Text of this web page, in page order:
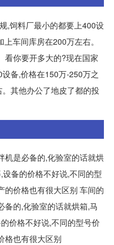
,饲料厂最小的都要上400设
车间库房在200万左右。
看你要开多大的?现在国家
备,价格在150万-250万之
其他办公了地皮了都的投
机是必备的,化验室的话就烘
备的价格不好说,不同的型
的价格也有很大区别 车间的
备的,化验室的话就烘箱,马
价格不好说,不同的型号价
格也有很大区别